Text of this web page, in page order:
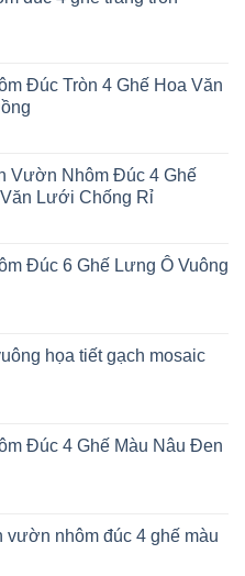
Đúc Tròn 4 Ghế Hoa Văn
Vườn Nhôm Đúc 4 Ghế
Lưới Chống Rỉ
Đúc 6 Ghế Lưng Ô Vuông
họa tiết gạch mosaic
Đúc 4 Ghế Màu Nâu Đen
vườn nhôm đúc 4 ghế màu